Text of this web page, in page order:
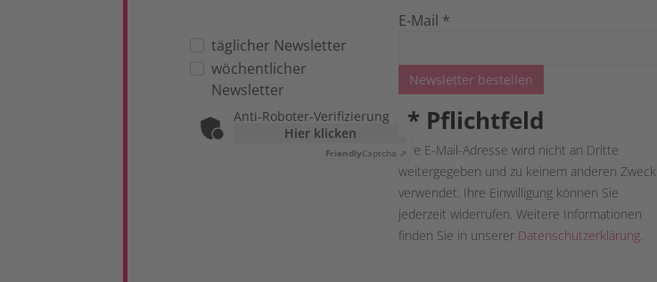
täglicher Newsletter
wöchentlicher
Newsletter
E-Mail *
Newsletter bestellen
Anti-Roboter-Verifizierung
Hier klicken
FriendlyCaptcha ⇗
* Pflichtfeld
Ihre E-Mail-Adresse wird nicht an Dritte
weitergegeben und zu keinem anderen Zweck
verwendet. Ihre Einwilligung können Sie
jederzeit widerrufen. Weitere Informationen
finden Sie in unserer Datenschutzerklärung.